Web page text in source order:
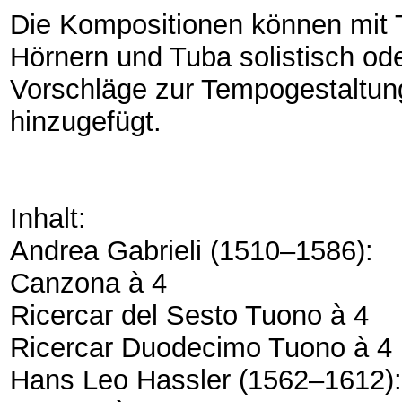
Die Kompositionen können mit
Hörnern und Tuba solistisch
Vorschläge zur
hinzugefügt.
Inhalt:
Andrea Gabrieli (1510–1586):
Canzona à 4
Ricercar del Sesto Tuono à 4
Ricercar Duodecimo Tuono à 4
Hans Leo Hassler (1562–1612):